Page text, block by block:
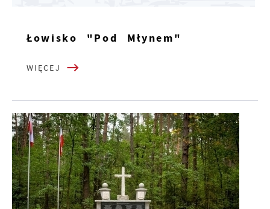
Łowisko "Pod Młynem"
WIĘCEJ